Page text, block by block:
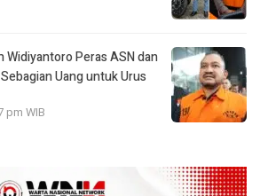
Widiyantoro Peras ASN dan
Uang untuk Urus
pm WIB